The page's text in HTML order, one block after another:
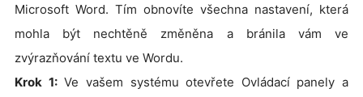
Microsoft Word. Tím obnovíte všechna nastavení, která
mohla být nechtěně změněna a bránila vám ve
zvýrazňování textu ve Wordu.
Krok 1:Ve vašem systému otevřete Ovládací panely a